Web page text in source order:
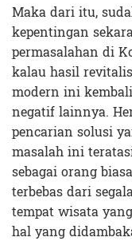
Maka dari itu,
kepentingan
permasalahan di
kalau hasil
modern ini
negatif lainnya.
pencarian solusi
masalah ini
sebagai orang
terbebas dari
tempat wisata
hal yang